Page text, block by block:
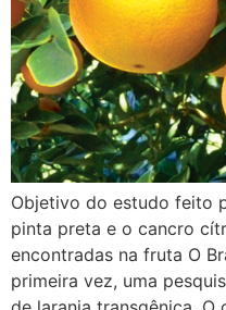
Objetivo do estudo feito
pinta preta e o cancro
encontradas na fruta O
primeira vez, uma